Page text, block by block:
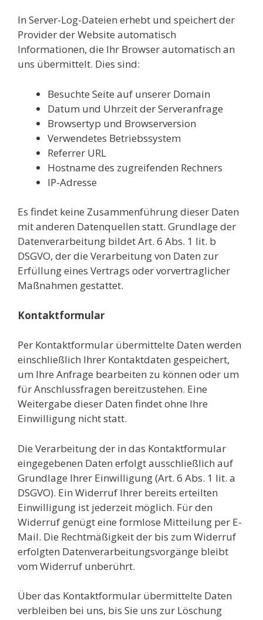
In Server-Log-Dateien erhebt und speichert der
Provider der Website automatisch
Informationen, die Ihr Browser automatisch an
uns übermittelt. Dies sind:
Besuchte Seite auf unserer Domain
Datum und Uhrzeit der Serveranfrage
Browsertyp und Browserversion
Verwendetes Betriebssystem
Referrer URL
Hostname des zugreifenden Rechners
IP-Adresse
Es findet keine Zusammenführung dieser Daten
mit anderen Datenquellen statt. Grundlage der
Datenverarbeitung bildet Art. 6 Abs. 1 lit. b
DSGVO, der die Verarbeitung von Daten zur
Erfüllung eines Vertrags oder vorvertraglicher
Maßnahmen gestattet.
Kontaktformular
Per Kontaktformular übermittelte Daten werden
einschließlich Ihrer Kontaktdaten gespeichert,
um Ihre Anfrage bearbeiten zu können oder um
für Anschlussfragen bereitzustehen. Eine
Weitergabe dieser Daten findet ohne Ihre
Einwilligung nicht statt.
Die Verarbeitung der in das Kontaktformular
eingegebenen Daten erfolgt ausschließlich auf
Grundlage Ihrer Einwilligung (Art. 6 Abs. 1 lit. a
DSGVO). Ein Widerruf Ihrer bereits erteilten
Einwilligung ist jederzeit möglich. Für den
Widerruf genügt eine formlose Mitteilung per E-
Mail. Die Rechtmäßigkeit der bis zum Widerruf
erfolgten Datenverarbeitungsvorgänge bleibt
vom Widerruf unberührt.
Über das Kontaktformular übermittelte Daten
verbleiben bei uns, bis Sie uns zur Löschung